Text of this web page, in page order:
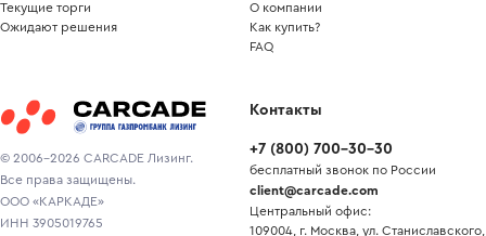
© 2006-2026 CARCADE Лизинг.
Все права защищены.
ООО «КАРКАДЕ»
ИНН 3905019765
Текущие торги
Ожидают решения
О компании
Как купить?
FAQ
Контакты
+7 (800) 700-30-30
бесплатный звонок по России
client@carcade.com
Центральный офис:
109004, г. Москва, ул. Станиславского,